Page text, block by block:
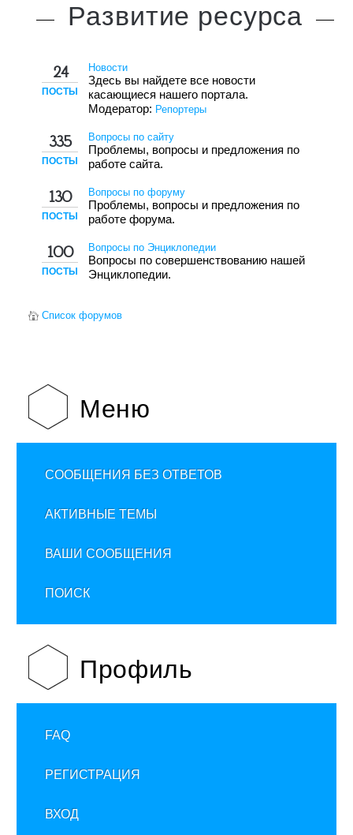
Развитие ресурса
24
ПОСТЫ
Новости
Здесь вы найдете все новости
касающиеся нашего портала.
Модератор: Репортеры
335
ПОСТЫ
Вопросы по сайту
Проблемы, вопросы и предложения по
работе сайта.
130
ПОСТЫ
Вопросы по форуму
Проблемы, вопросы и предложения по
работе форума.
100
ПОСТЫ
Вопросы по Энциклопедии
Вопросы по совершенствованию нашей
Энциклопедии.
Список форумов
Меню
СООБЩЕНИЯ БЕЗ ОТВЕТОВ
АКТИВНЫЕ ТЕМЫ
ВАШИ СООБЩЕНИЯ
ПОИСК
Профиль
FAQ
РЕГИСТРАЦИЯ
ВХОД